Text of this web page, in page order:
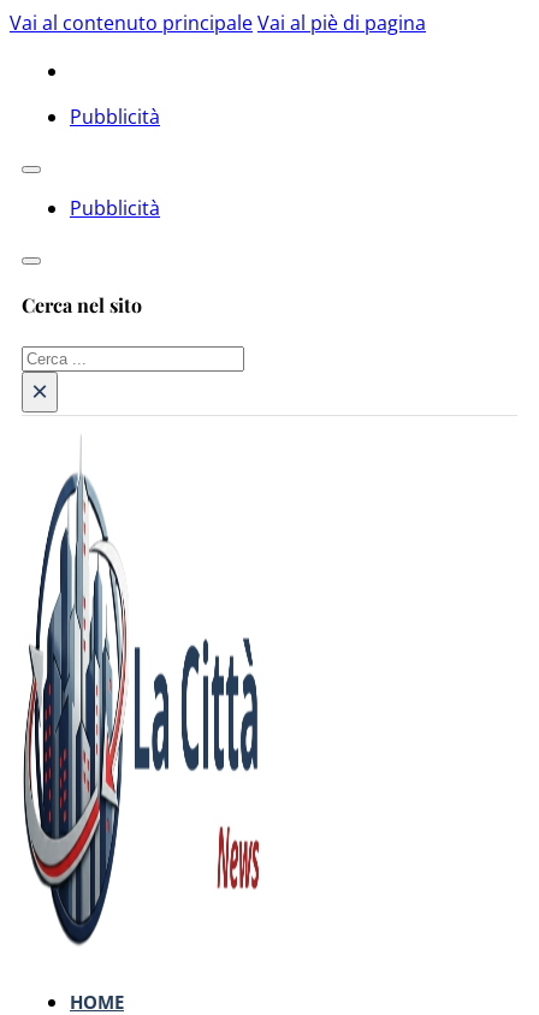
Vai al contenuto principaleVai al piè di pagina
Pubblicità
Pubblicità
Cerca nel sito
Cerca
×
HOME